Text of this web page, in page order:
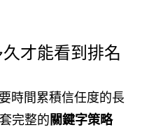
才能看到排名
時間累積信任度的長
完整的關鍵字策略